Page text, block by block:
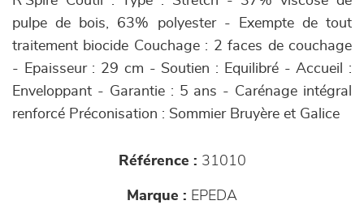
pulpe de bois, 63% polyester - Exempte de tout
traitement biocide Couchage : 2 faces de couchage
- Epaisseur : 29 cm - Soutien : Equilibré - Accueil :
Enveloppant - Garantie : 5 ans - Carénage intégral
renforcé Préconisation : Sommier Bruyère et Galice
Référence : 31010
Marque : EPEDA